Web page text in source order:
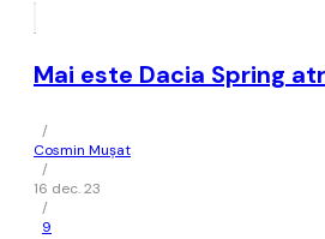
Mai este Dacia Spring
/
Cosmin Mușat
/
16 dec. 23
/
9